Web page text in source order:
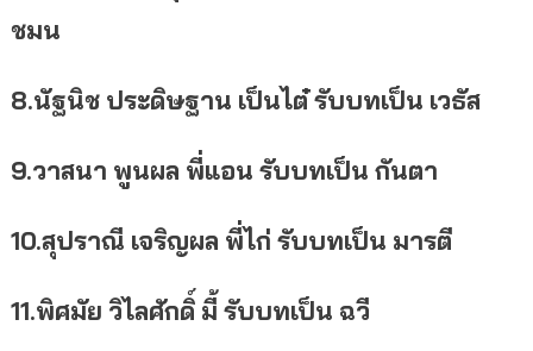
ชมน
8.นัฐนิช ประดิษฐาน เป็นไต๋รับบทเป็น เวธัส
9.วาสนา พูนผล พี่แอน รับบทเป็น กันตา
10.สุปราณี เจริญผล พี่ไก่ รับบทเป็น มารตี
11.พิศมัย วิไลศักดิ์ มี้ รับบทเป็น ฉวี